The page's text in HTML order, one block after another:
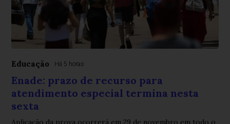
Educação Há 5 horas
Enade: prazo de recurso para
atendimento especial termina nesta
sexta